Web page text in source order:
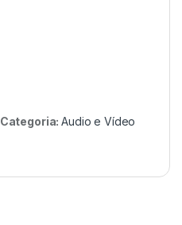
Categoria:Audio e Vídeo